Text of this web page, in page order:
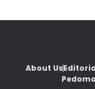
About Us